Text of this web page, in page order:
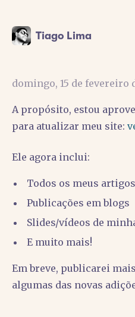
Tiago Lima
domingo, 15 de fevereiro
A propósito, estou
para atualizar meu site:
Ele agora inclui:
Todos os meus
Publicações em blogs
Slides/vídeos de
E muito mais!
Em breve, publicarei
algumas das novas